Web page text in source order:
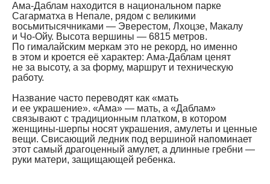
Ама-Даблам находится в национальном парке
Сагарматха в Непале, рядом с великими
восьмитысячниками — Эверестом, Лхоцзе, Макалу
и Чо-Ойу. Высота вершины — 6815 метров.
По гималайским меркам это не рекорд, но именно
в этом и кроется её характер: Ама-Даблам ценят
не за высоту, а за форму, маршрут и техническую
работу.
Название часто переводят как «мать
и ее украшение». «Ама» — мать, а «Даблам»
связывают с традиционным платком, в котором
женщины-шерпы носят украшения, амулеты и ценные
вещи. Свисающий ледник под вершиной напоминает
этот самый драгоценный амулет, а длинные гребни —
руки матери, защищающей ребенка.